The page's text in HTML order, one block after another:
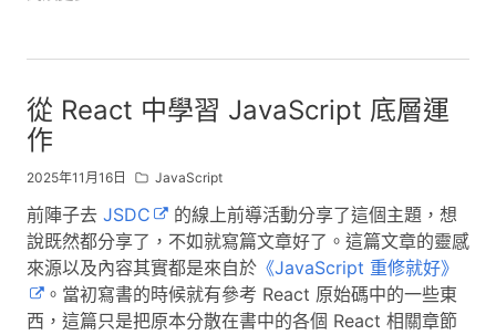
從 React 中學習 JavaScript 底層運
作
2025年11月16日 JavaScript
前陣子去 JSDC
的線上前導活動分享了這個主題，想
說既然都分享了，不如就寫篇文章好了。這篇文章的靈感
來源以及內容其實都是來自於 《JavaScript 重修就好》
。當初寫書的時候就有參考 React 原始碼中的一些東
西，這篇只是把原本分散在書中的各個 React 相關章節